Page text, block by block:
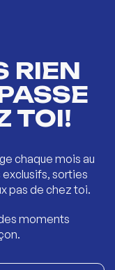
RIEN
TOI!
chaque mois au
sorties
pas de chez toi.
moments